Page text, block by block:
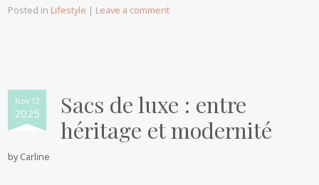
Posted in Lifestyle | Leave a comment
Nov 12
2025
Sacs de luxe : entre
héritage et modernité
byCarline